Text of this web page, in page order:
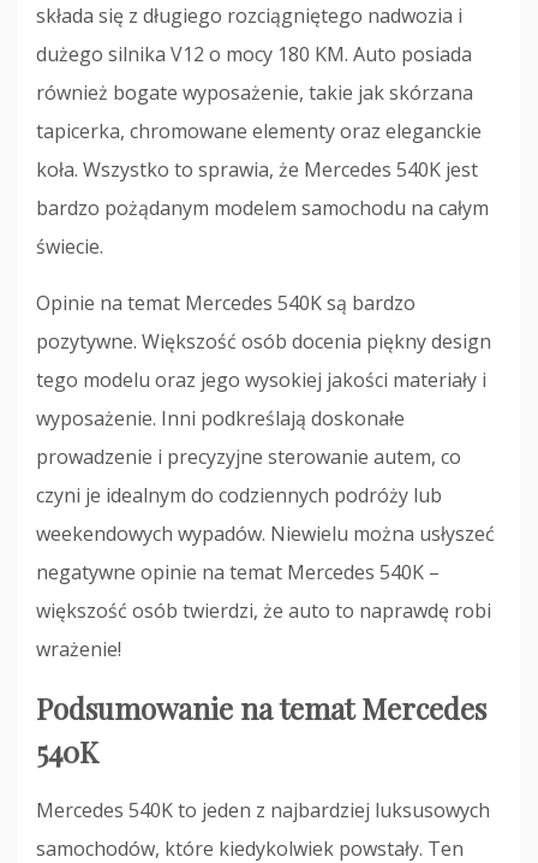
składa się z długiego rozciągniętego nadwozia i
dużego silnika V12 o mocy 180 KM. Auto posiada
również bogate wyposażenie, takie jak skórzana
tapicerka, chromowane elementy oraz eleganckie
koła. Wszystko to sprawia, że Mercedes 540K jest
bardzo pożądanym modelem samochodu na całym
świecie.
Opinie na temat Mercedes 540K są bardzo
pozytywne. Większość osób docenia piękny design
tego modelu oraz jego wysokiej jakości materiały i
wyposażenie. Inni podkreślają doskonałe
prowadzenie i precyzyjne sterowanie autem, co
czyni je idealnym do codziennych podróży lub
weekendowych wypadów. Niewielu można usłyszeć
negatywne opinie na temat Mercedes 540K –
większość osób twierdzi, że auto to naprawdę robi
wrażenie!
Podsumowanie na temat Mercedes
540K
Mercedes 540K to jeden z najbardziej luksusowych
samochodów, które kiedykolwiek powstały. Ten